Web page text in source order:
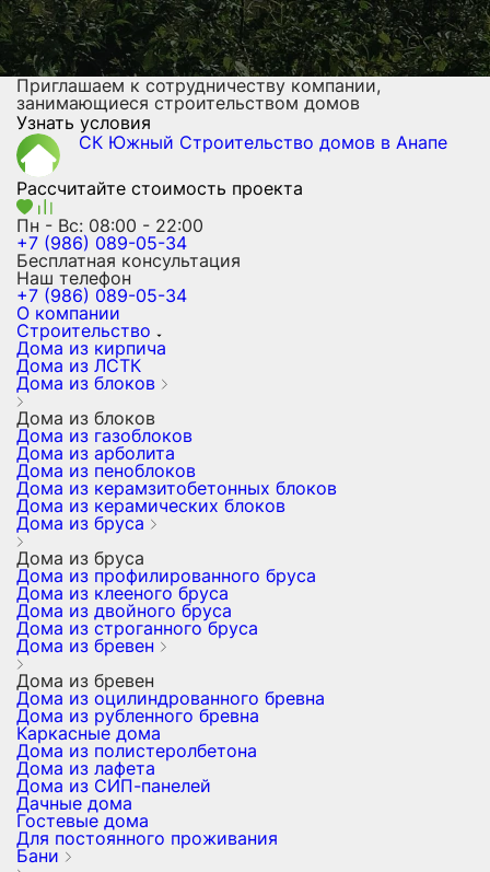
Приглашаем к сотрудничеству компании,
занимающиеся строительством домов
Узнать условия
СК Южный Строительство домов в Анапе
Рассчитайте стоимость проекта
Пн - Вс: 08:00 - 22:00
+7 (986) 089-05-34
Бесплатная консультация
Наш телефон
+7 (986) 089-05-34
О компании
Строительство
Дома из кирпича
Дома из ЛСТК
Дома из блоков
Дома из блоков
Дома из газоблоков
Дома из арболита
Дома из пеноблоков
Дома из керамзитобетонных блоков
Дома из керамических блоков
Дома из бруса
Дома из бруса
Дома из профилированного бруса
Дома из клееного бруса
Дома из двойного бруса
Дома из строганного бруса
Дома из бревен
Дома из бревен
Дома из оцилиндрованного бревна
Дома из рубленного бревна
Каркасные дома
Дома из полистеролбетона
Дома из лафета
Дома из СИП-панелей
Дачные дома
Гостевые дома
Для постоянного проживания
Бани